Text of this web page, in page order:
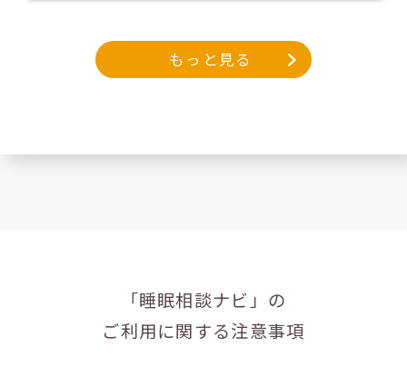
もっと見る
「睡眠相談ナビ」の
ご利用に関する注意事項